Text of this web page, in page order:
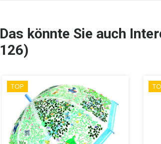
Das könnte Sie auch
126)
TOP